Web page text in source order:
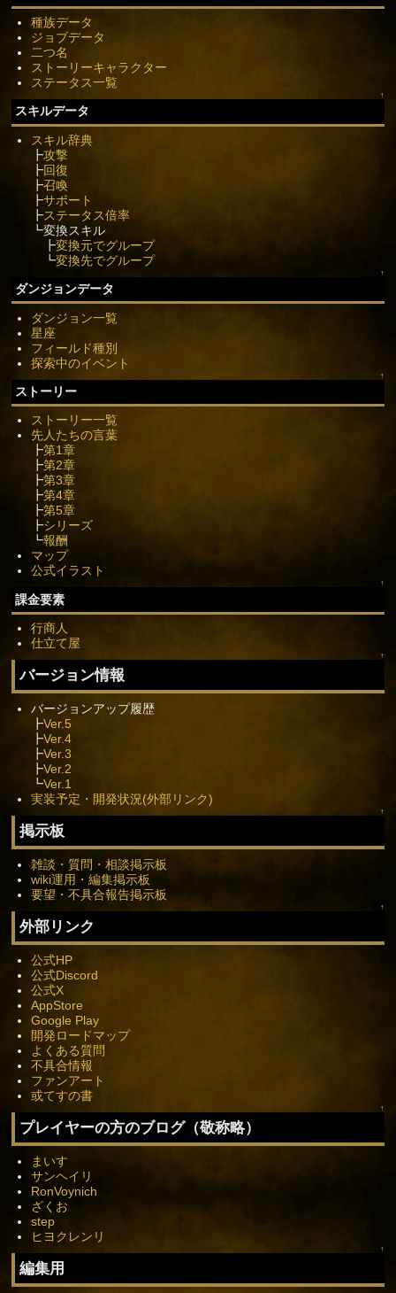
種族データ
ジョブデータ
二つ名
ストーリーキャラクター
ステータス一覧
↑
スキルデータ
スキル辞典
┣攻撃
┣回復
┣召喚
┣サポート
┣ステータス倍率
┗変換スキル
┣変換元でグループ
┗変換先でグループ
↑
ダンジョンデータ
ダンジョン一覧
星座
フィールド種別
探索中のイベント
↑
ストーリー
ストーリー一覧
先人たちの言葉
┣第1章
┣第2章
┣第3章
┣第4章
┣第5章
┣シリーズ
┗報酬
マップ
公式イラスト
↑
課金要素
行商人
仕立て屋
↑
バージョン情報
バージョンアップ履歴
┣Ver.5
┣Ver.4
┣Ver.3
┣Ver.2
┗Ver.1
実装予定・開発状況(外部リンク)
↑
掲示板
雑談・質問・相談掲示板
wiki運用・編集掲示板
要望・不具合報告掲示板
↑
外部リンク
公式HP
公式Discord
公式X
AppStore
Google Play
開発ロードマップ
よくある質問
不具合情報
ファンアート
或てすの書
↑
プレイヤーの方のブログ（敬称略）
まいす
サンヘイリ
RonVoynich
ざくお
step
ヒヨクレンリ
↑
編集用